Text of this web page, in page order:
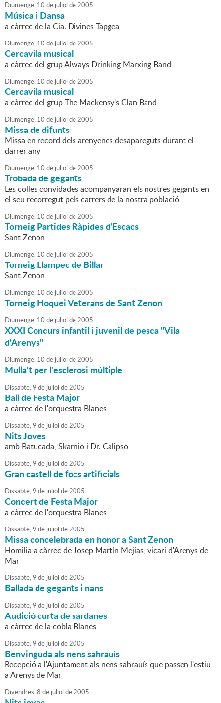
Diumenge, 10 de juliol de2005
Música i Dansa
a càrrec de la Cia. Divines Tapgea
Diumenge, 10 de juliol de2005
Cercavila musical
a càrrec del grup Always Drinking Marxing Band
Diumenge, 10 de juliol de2005
Cercavila musical
a càrrec del grup The Mackensy's Clan Band
Diumenge, 10 de juliol de2005
Missa de difunts
Missa en record dels arenyencs desapareguts durant el
darrer any
Diumenge, 10 de juliol de2005
Trobada de gegants
Les colles convidades acompanyaran els nostres gegants en
el seu recorregut pels carrers de la nostra població
Diumenge, 10 de juliol de2005
Torneig Partides Ràpides d'Escacs
Sant Zenon
Diumenge, 10 de juliol de2005
Torneig Llampec de Billar
Sant Zenon
Diumenge, 10 de juliol de2005
Torneig Hoquei Veterans de Sant Zenon
Diumenge, 10 de juliol de2005
XXXI Concurs infantil i juvenil de pesca "Vila
d'Arenys"
Diumenge, 10 de juliol de2005
Mulla't per l'esclerosi múltiple
Dissabte,9 de juliol de2005
Ball de Festa Major
a càrrec de l'orquestra Blanes
Dissabte,9 de juliol de2005
Nits Joves
amb Batucada, Skarnio i Dr. Calipso
Dissabte,9 de juliol de2005
Gran castell de focs artificials
Dissabte,9 de juliol de2005
Concert de Festa Major
a càrrec de l'orquestra Blanes
Dissabte,9 de juliol de2005
Missa concelebrada en honor a Sant Zenon
Homilia a càrrec de Josep Martín Mejias, vicari d'Arenys de
Mar
Dissabte,9 de juliol de2005
Ballada de gegants i nans
Dissabte,9 de juliol de2005
Audició curta de sardanes
a càrrec de la cobla Blanes
Dissabte,9 de juliol de2005
Benvinguda als nens sahrauís
Recepció a l'Ajuntament als nens sahrauís que passen l'estiu
a Arenys de Mar
Divendres,8 de juliol de2005